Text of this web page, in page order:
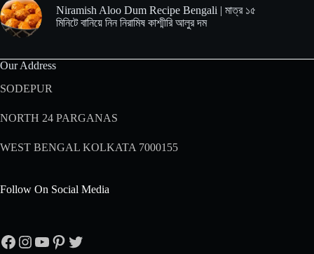
Niramish Aloo Dum Recipe Bengali | মাত্র ১৫
মিনিটে বানিয়ে নিন নিরামিষ কাশ্মীরি আলুর দম
Our Address
SODEPUR
NORTH 24 PARGANAS
WEST BENGAL KOLKATA 7000155
Follow On Social Media
Facebook
Instagram
YouTube
Pinterest
Twitter